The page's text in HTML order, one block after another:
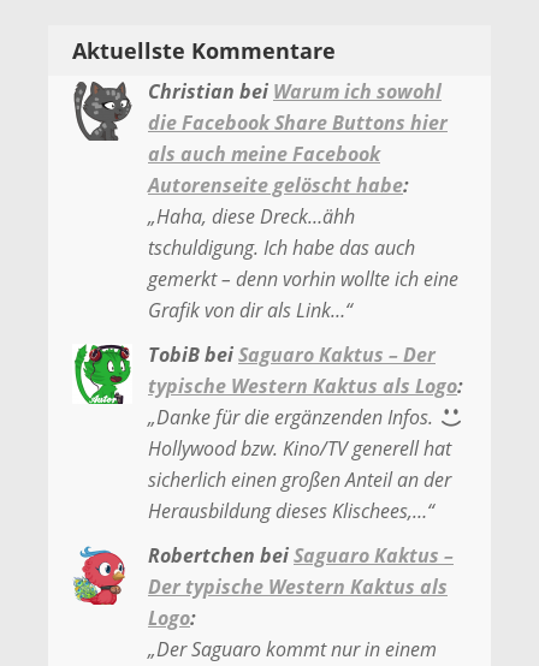
Aktuellste Kommentare
Christian bei Warum ich sowohl
die Facebook Share Buttons hier
als auch meine Facebook
Autorenseite gelöscht habe:
„Haha, diese Dreck…ähh
tschuldigung. Ich habe das auch
gemerkt – denn vorhin wollte ich eine
Grafik von dir als Link…“
TobiBbeiSaguaro Kaktus – Der
typische Western Kaktus als Logo:
„Danke für die ergänzenden Infos.
Hollywood bzw. Kino/TV generell hat
sicherlich einen großen Anteil an der
Herausbildung dieses Klischees,…“
Robertchen beiSaguaro Kaktus –
Der typische Western Kaktus als
Logo:
„Der Saguaro kommt nur in einem